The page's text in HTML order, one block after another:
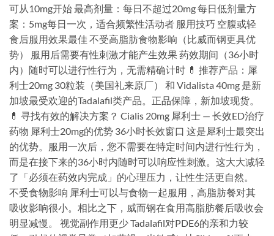
可从10mg开始 最高剂量：每日不超过20mg 每日低剂量方
案：5mg每日一次，适合频繁性活动者 服用技巧 空腹或轻
食后服用效果最佳 不受高脂肪食物影响（比威而钢更具优
势） 服用后需要有性刺激才能产生效果 药效期间（36小时
内）随时可以进行性行为，无需精确计时 💊 推荐产品：犀
利士20mg 30粒装（美国礼来原厂） 和 Vidalista 40mg 是新
加坡最受欢迎的Tadalafil类产品。正品保障，新加坡现货。
💊 寻找有效的解决方案？ Cialis 20mg 犀利士 — 长效ED治疗
药物 犀利士20mg的优势 36小时长效窗口 这是犀利士最突出
的优势。服用一次后，您不需要在特定时间内进行性行为，
而是在接下来的36小时内随时可以响应性刺激。这大大减轻
了「必须在药效内完成」的心理压力，让性生活更自然。
不受食物影响 犀利士可以与食物一起服用，高脂肪餐对其
吸收影响很小。相比之下，威而钢在食用高脂肪餐后吸收会
明显减慢。 视觉副作用更少 Tadalafil对PDE6的亲和力较